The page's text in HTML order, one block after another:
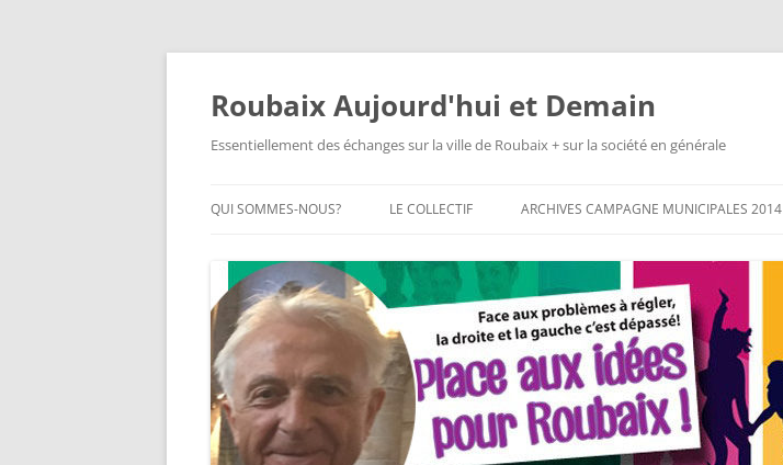
Aller
contenu
Roubaix Aujourd'hui et Demain
Essentiellement des échanges sur la ville de Roubaix + sur la société en générale
QUI SOMMES-NOUS? LE COLLECTIF ARCHIVES CAMPAGNE MUNICIPALES 2014